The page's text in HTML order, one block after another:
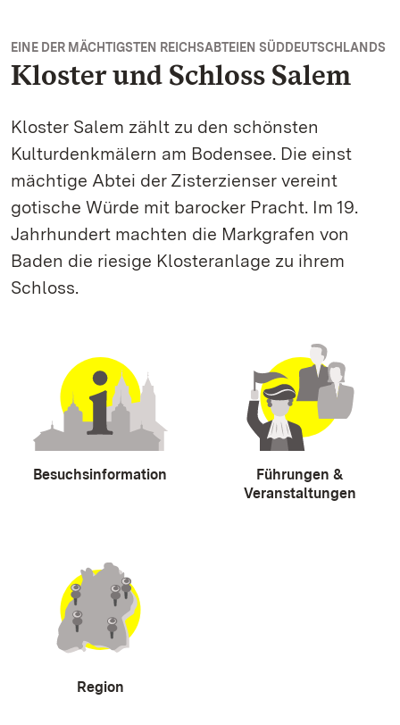
EINE DER MÄCHTIGSTEN REICHSABTEIEN SÜDDEUTSCHLANDS
Kloster und Schloss Salem
Kloster Salem zählt zu den schönsten
Kulturdenkmälern am Bodensee. Die einst
mächtige Abtei der Zisterzienser vereint
gotische Würde mit barocker Pracht. Im 19.
Jahrhundert machten die Markgrafen von
Baden die riesige Klosteranlage zu ihrem
Schloss.
Besuchsinformation
Führungen &
Veranstaltungen
Region